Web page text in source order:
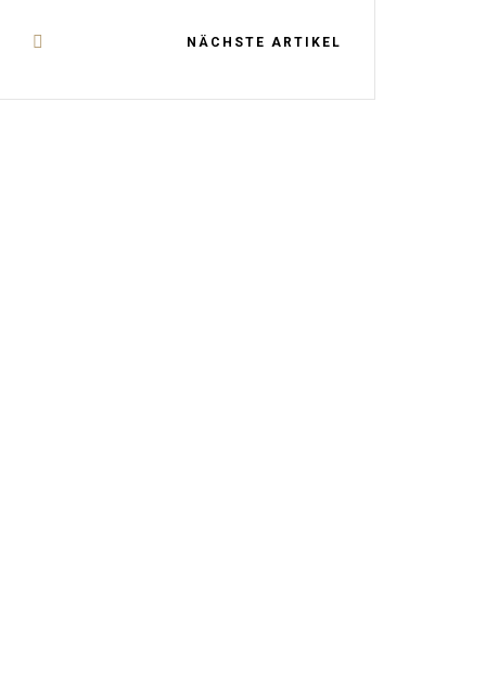
NÄCHSTE ARTIKEL